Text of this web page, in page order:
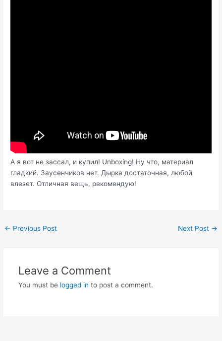
А я вот не зассал, и купил! Unboxing! Ну что, материал
гладкий. Заусенчиков нет. Дырка достаточная, любой
влезет. Отличная вещь, рекомендую!
Post
← Previous Post Next Post →
Leave a Comment
You must be logged in to post a comment.